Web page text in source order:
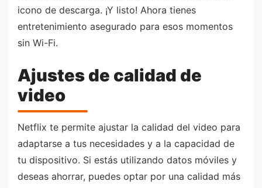
icono de descarga. ¡Y listo! Ahora tienes
entretenimiento asegurado para esos momentos
sin Wi-Fi.
Ajustes de calidad de
video
Netflix te permite ajustar la calidad del video para
adaptarse a tus necesidades y a la capacidad de
tu dispositivo. Si estás utilizando datos móviles y
deseas ahorrar, puedes optar por una calidad más